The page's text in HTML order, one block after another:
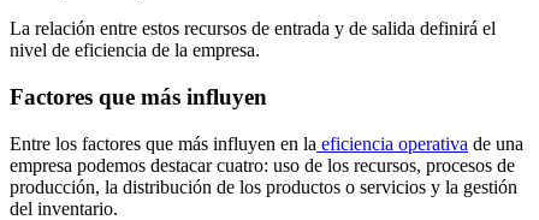
La relación entre estos recursos de entrada y de salida definirá el
nivel de eficiencia de la empresa.
Factores que más influyen
Entre los factores que más influyen en la eficiencia operativa de una
empresa podemos destacar cuatro: uso de los recursos, procesos de
producción, la distribución de los productos o servicios y la gestión
del inventario.